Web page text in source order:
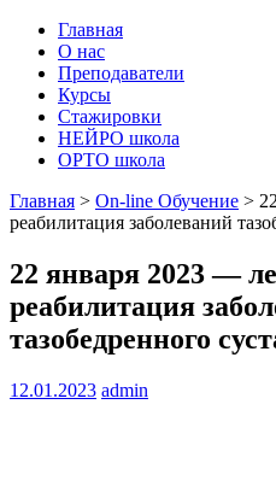
Главная
О нас
Преподаватели
Курсы
Стажировки
НЕЙРО школа
ОРТО школа
Главная > On-line Обучение >
реабилитация заболеваний
22 января 2023 —
реабилитация
тазобедренного
12.01.2023 admin